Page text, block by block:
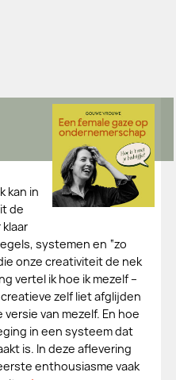
kan in
de
systemen en “zo
onze creativiteit de nek
vertel ik hoe ik mezelf –
zelf liet afglijden
van mezelf. En hoe
in een systeem dat
is. In deze aflevering
enthousiasme vaak